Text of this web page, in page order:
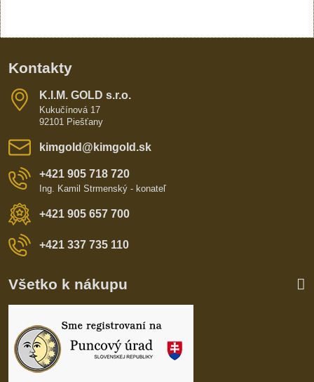
Kontakty
K​​.I​​.M​​. GOLD s​​.r​​.o​​.
Kukučínová 17
92101 Piešťany
kimgold​@kimgold​.sk
+421 905 718 720
Ing. Kamil Strmenský - konateľ
+421 905 657 700
+421 337 735 110
Všetko k nákupu